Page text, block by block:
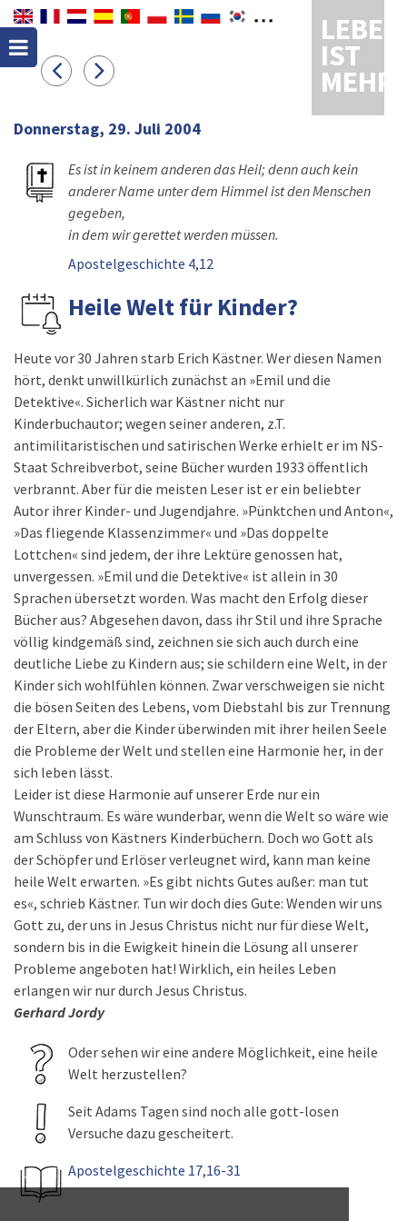
LEBEN
IST
MEHR
Donnerstag, 29. Juli 2004
Es ist in keinem anderen das Heil; denn auch kein
anderer Name unter dem Himmel ist den Menschen
gegeben,
in dem wir gerettet werden müssen.
Apostelgeschichte 4,12
Heile Welt für Kinder?
Heute vor 30 Jahren starb Erich Kästner. Wer diesen Namen
hört, denkt unwillkürlich zunächst an »Emil und die
Detektive«. Sicherlich war Kästner nicht nur
Kinderbuchautor; wegen seiner anderen, z.T.
antimilitaristischen und satirischen Werke erhielt er im NS-
Staat Schreibverbot, seine Bücher wurden 1933 öffentlich
verbrannt. Aber für die meisten Leser ist er ein beliebter
Autor ihrer Kinder- und Jugendjahre. »Pünktchen und Anton«,
»Das fliegende Klassenzimmer« und »Das doppelte
Lottchen« sind jedem, der ihre Lektüre genossen hat,
unvergessen. »Emil und die Detektive« ist allein in 30
Sprachen übersetzt worden. Was macht den Erfolg dieser
Bücher aus? Abgesehen davon, dass ihr Stil und ihre Sprache
völlig kindgemäß sind, zeichnen sie sich auch durch eine
deutliche Liebe zu Kindern aus; sie schildern eine Welt, in der
Kinder sich wohlfühlen können. Zwar verschweigen sie nicht
die bösen Seiten des Lebens, vom Diebstahl bis zur Trennung
der Eltern, aber die Kinder überwinden mit ihrer heilen Seele
die Probleme der Welt und stellen eine Harmonie her, in der
sich leben lässt.
Leider ist diese Harmonie auf unserer Erde nur ein
Wunschtraum. Es wäre wunderbar, wenn die Welt so wäre wie
am Schluss von Kästners Kinderbüchern. Doch wo Gott als
der Schöpfer und Erlöser verleugnet wird, kann man keine
heile Welt erwarten. »Es gibt nichts Gutes außer: man tut
es«, schrieb Kästner. Tun wir doch dies Gute: Wenden wir uns
Gott zu, der uns in Jesus Christus nicht nur für diese Welt,
sondern bis in die Ewigkeit hinein die Lösung all unserer
Probleme angeboten hat! Wirklich, ein heiles Leben
erlangen wir nur durch Jesus Christus.
Gerhard Jordy
Oder sehen wir eine andere Möglichkeit, eine heile
Welt herzustellen?
Seit Adams Tagen sind noch alle gott-losen
Versuche dazu gescheitert.
Apostelgeschichte 17,16-31